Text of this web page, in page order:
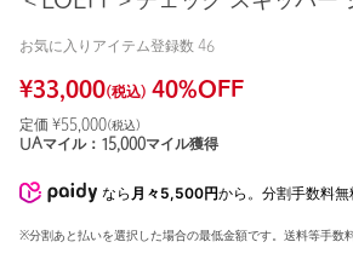
お気に入りアイテム登録数 46
¥33,000(税込) 40%OFF
定価 ¥55,000(税込)
UAマイル： 15,000マイル獲得
なら 月々5,500円から。分割手数料無
※分割あと払いを選択した場合の最低金額です。送料等手数